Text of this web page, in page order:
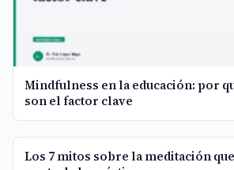
Mindfulness en la educación: por
son el factor clave
Los 7 mitos sobre la meditación